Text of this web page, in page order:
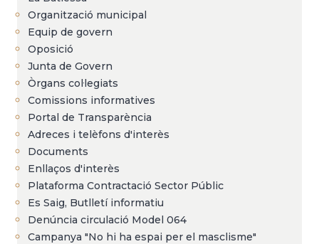
Organització municipal
Equip de govern
Oposició
Junta de Govern
Òrgans col·legiats
Comissions informatives
Portal de Transparència
Adreces i telèfons d'interès
Documents
Enllaços d'interès
Plataforma Contractació Sector Públic
Es Saig, Butlletí informatiu
Denúncia circulació Model 064
Campanya "No hi ha espai per el masclisme"